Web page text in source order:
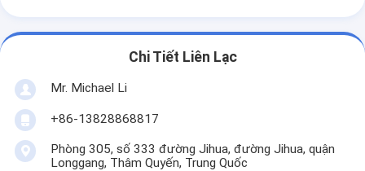
Chi Tiết Liên Lạc
Mr. Michael Li
+86-13828868817
Phòng 305, số 333 đường Jihua, đường Jihua, quận
Longgang, Thâm Quyến, Trung Quốc